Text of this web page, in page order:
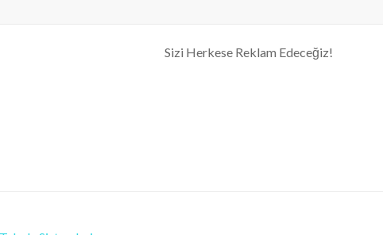
Antalya TabelaSizi Herkese Reklam Edeceğiz!